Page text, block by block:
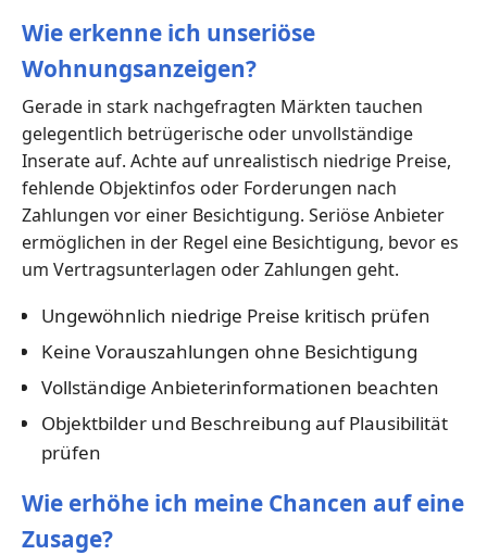
Wie erkenne ich unseriöse
Wohnungsanzeigen?
Gerade in stark nachgefragten Märkten tauchen
gelegentlich betrügerische oder unvollständige
Inserate auf. Achte auf unrealistisch niedrige Preise,
fehlende Objektinfos oder Forderungen nach
Zahlungen vor einer Besichtigung. Seriöse Anbieter
ermöglichen in der Regel eine Besichtigung, bevor es
um Vertragsunterlagen oder Zahlungen geht.
Ungewöhnlich niedrige Preise kritisch prüfen
Keine Vorauszahlungen ohne Besichtigung
Vollständige Anbieterinformationen beachten
Objektbilder und Beschreibung auf Plausibilität
prüfen
Wie erhöhe ich meine Chancen auf eine
Zusage?